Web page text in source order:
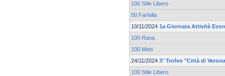
100 Stile Libero
50 Farfalla
10/11/2024 1a Giornata Attività
100 Rana
100 Misti
24/11/2024 3° Trofeo "Città di
100 Stile Libero